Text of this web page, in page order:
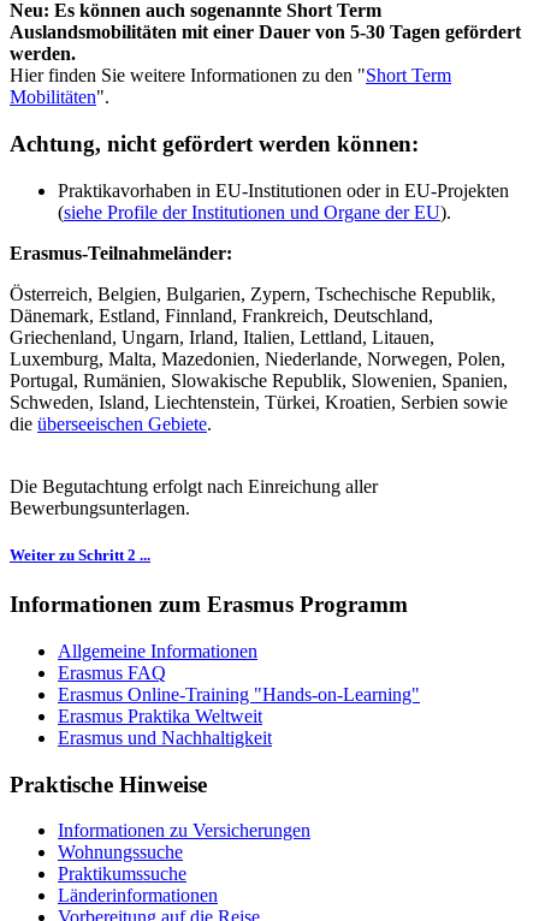
Neu: Es können auch sogenannte Short Term
Auslandsmobilitäten mit einer Dauer von 5-30 Tagen gefördert
werden.
Hier finden Sie weitere Informationen zu den "Short Term
Mobilitäten".
Achtung, nicht gefördert werden können:
Praktikavorhaben in EU-Institutionen oder in EU-Projekten
(siehe Profile der Institutionen und Organe der EU).
Erasmus-Teilnahmeländer:
Österreich, Belgien, Bulgarien, Zypern, Tschechische Republik,
Dänemark, Estland, Finnland, Frankreich, Deutschland,
Griechenland, Ungarn, Irland, Italien, Lettland, Litauen,
Luxemburg, Malta, Mazedonien, Niederlande, Norwegen, Polen,
Portugal, Rumänien, Slowakische Republik, Slowenien, Spanien,
Schweden, Island, Liechtenstein, Türkei, Kroatien, Serbien sowie
die überseeischen Gebiete.
Die Begutachtung erfolgt nach Einreichung aller
Bewerbungsunterlagen.
Weiter zu Schritt 2 ...
Informationen zum Erasmus Programm
Allgemeine Informationen
Erasmus FAQ
Erasmus Online-Training "Hands-on-Learning"
Erasmus Praktika Weltweit
Erasmus und Nachhaltigkeit
Praktische Hinweise
Informationen zu Versicherungen
Wohnungssuche
Praktikumssuche
Länderinformationen